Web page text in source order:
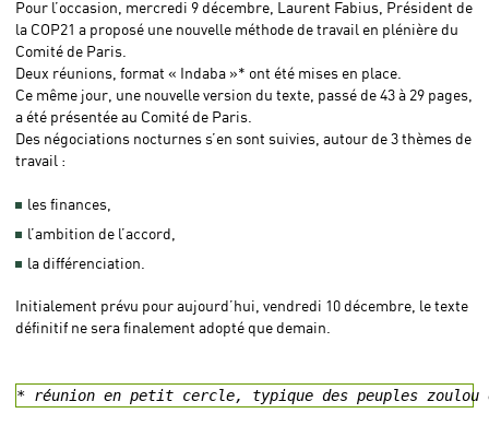
Pour l’occasion, mercredi 9 décembre, Laurent Fabius, Président de
la COP21 a proposé une nouvelle méthode de travail en plénière du
Comité de Paris.
Deux réunions, format « Indaba »* ont été mises en place.
Ce même jour, une nouvelle version du texte, passé de 43 à 29 pages,
a été présentée au Comité de Paris.
Des négociations nocturnes s’en sont suivies, autour de 3 thèmes de
travail :
les finances,
l’ambition de l’accord,
la différenciation.
Initialement prévu pour aujourd’hui, vendredi 10 décembre, le texte
définitif ne sera finalement adopté que demain.
* réunion en petit cercle, typique des peuples zoulou